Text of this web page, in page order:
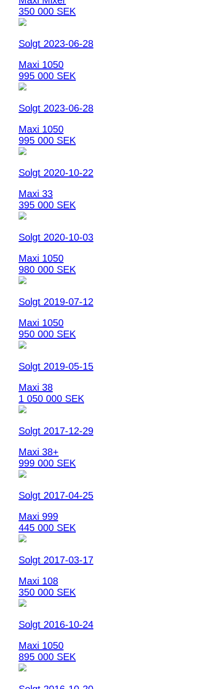
350 000 SEK
Solgt 2023-06-28
Maxi 1050
995 000 SEK
Solgt 2023-06-28
Maxi 1050
995 000 SEK
Solgt 2020-10-22
Maxi 33
395 000 SEK
Solgt 2020-10-03
Maxi 1050
980 000 SEK
Solgt 2019-07-12
Maxi 1050
950 000 SEK
Solgt 2019-05-15
Maxi 38
1 050 000 SEK
Solgt 2017-12-29
Maxi 38+
999 000 SEK
Solgt 2017-04-25
Maxi 999
445 000 SEK
Solgt 2017-03-17
Maxi 108
350 000 SEK
Solgt 2016-10-24
Maxi 1050
895 000 SEK